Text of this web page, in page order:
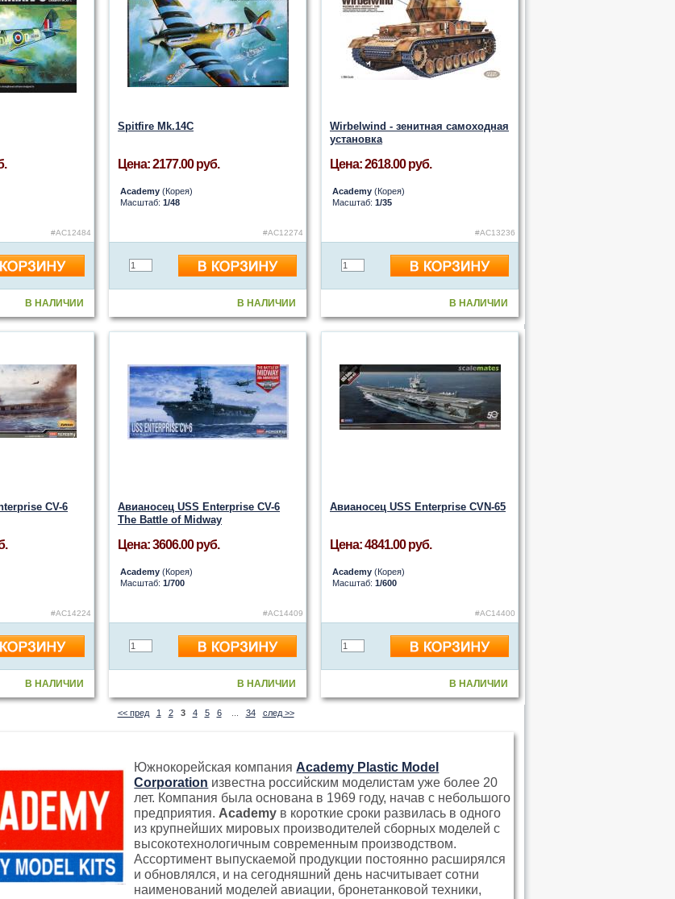
#AC12484
В НАЛИЧИИ
Spitfire Mk.14C
Цена: 2177.00 руб.
Academy (Корея)
Масштаб: 1/48
#AC12274
В НАЛИЧИИ
Wirbelwind - зенитная самоходная
установка
Цена: 2618.00 руб.
Academy (Корея)
Масштаб: 1/35
#AC13236
В НАЛИЧИИ
CV-6
#AC14224
В НАЛИЧИИ
Авианосец USS Enterprise CV-6
The Battle of Midway
Цена: 3606.00 руб.
Academy (Корея)
Масштаб: 1/700
#AC14409
В НАЛИЧИИ
Авианосец USS Enterprise CVN-65
Цена: 4841.00 руб.
Academy (Корея)
Масштаб: 1/600
#AC14400
В НАЛИЧИИ
<< пред 1 2 3 4 5 6... 34 след >>
Южнокорейская компания Academy Plastic Model
Corporation известна российским моделистам уже более 20
лет. Компания была основана в 1969 году, начав с небольшого
предприятия. Academy в короткие сроки развилась в одного
из крупнейших мировых производителей сборных моделей с
высокотехнологичным современным производством.
Ассортимент выпускаемой продукции постоянно расширялся
и обновлялся, и на сегодняшний день насчитывает сотни
наименований моделей авиации, бронетанковой техники,